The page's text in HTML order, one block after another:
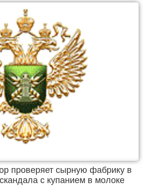
проверяет сырную фабрику в
с купанием в молоке